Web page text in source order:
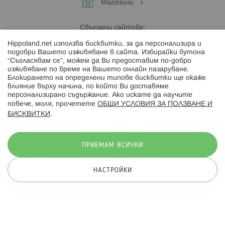
Магазини
Свързани сайтове:
Hippoland.ro
Последвайте ни:
© 2026 Hippoland.net. Всички права запазени
Hippoland.net използва бисквитки, за да персонализира и
подобри Вашето изживяване в сайта. Избирайки бутона
“Съгласявам се”, можем да Ви предоставим по-добро
изживяване по време на Вашето онлайн пазаруване.
Блокирането на определени типове бисквитки ще окаже
влияние върху начина, по който Ви доставяме
персонализирано съдържание. Ако искате да научите
повече, моля, прочетете ОБЩИ УСЛОВИЯ ЗА ПОЛЗВАНЕ И
БИСКВИТКИ .
ПРИЕМАМ ВСИЧКИ
НАСТРОЙКИ